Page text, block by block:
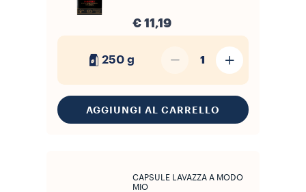
€ 11,19
250 g 1
AGGIUNGI AL CARRELLO
CAPSULE LAVAZZA A MODO
MIO